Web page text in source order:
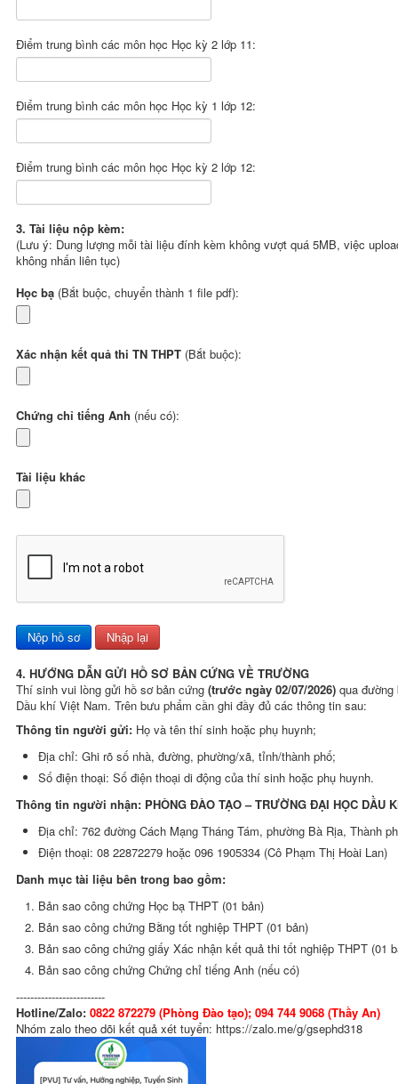
Điểm trung bình các môn học Học kỳ 2 lớp 11:
Điểm trung bình các môn học Học kỳ 1 lớp 12:
Điểm trung bình các môn học Học kỳ 2 lớp 12:
3. Tài liệu nộp kèm:
(Lưu ý: Dung lượng mỗi tài liệu đính kèm không vượt quá 5MB, việc
không nhấn liên tục)
Học bạ (Bắt buộc, chuyển thành 1 file pdf):
Xác nhận kết quả thi TN THPT (Bắt buộc):
Chứng chỉ tiếng Anh (nếu có):
Tài liệu khác
4. HƯỚNG DẪN GỬI HỒ SƠ BẢN CỨNG VỀ TRƯỜNG
Thí sinh vui lòng gửi hồ sơ bản cứng (trước ngày 02/07/2026)
Dầu khí Việt Nam. Trên bưu phẩm cần ghi đầy đủ các thông tin sau:
Thông tin người gửi: Họ và tên thí sinh hoặc phụ huynh;
Địa chỉ: Ghi rõ số nhà, đường, phường/xã, tỉnh/thành phố;
Số điện thoại: Số điện thoại di động của thí sinh hoặc phụ huynh.
Thông tin người nhận: PHÒNG ĐÀO TẠO – TRƯỜNG ĐẠI HỌC DẦU
Địa chỉ: 762 đường Cách Mạng Tháng Tám, phường Bà Rịa, Thành
Điện thoại: 08 22872279 hoặc 096 1905334 (Cô Phạm Thị Hoài Lan)
Danh mục tài liệu bên trong bao gồm:
Bản sao công chứng Học bạ THPT (01 bản)
Bản sao công chứng Bằng tốt nghiệp THPT (01 bản)
Bản sao công chứng giấy Xác nhận kết quả thi tốt nghiệp THPT (01
Bản sao công chứng Chứng chỉ tiếng Anh (nếu có)
-------------------------
Hotline/Zalo: 0822 872279 (Phòng Đào tạo); 094 744 9068 (Thầy An)
Nhóm zalo theo dõi kết quả xét tuyển: https://zalo.me/g/gsephd318